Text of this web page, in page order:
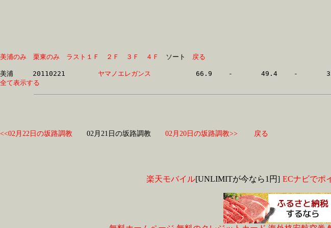
美浦のみ 栗東のみ ラスト１Ｆ ２Ｆ ３Ｆ ４Ｆ ソート 戻る
ヤマノエレガンス
全て表示する
<<02月22日の坂路調教 02月21日の坂路調教 02月20日の坂路調教>> 戻る
楽天モバイル[UNLIMITが今なら1円] ECナビでポ